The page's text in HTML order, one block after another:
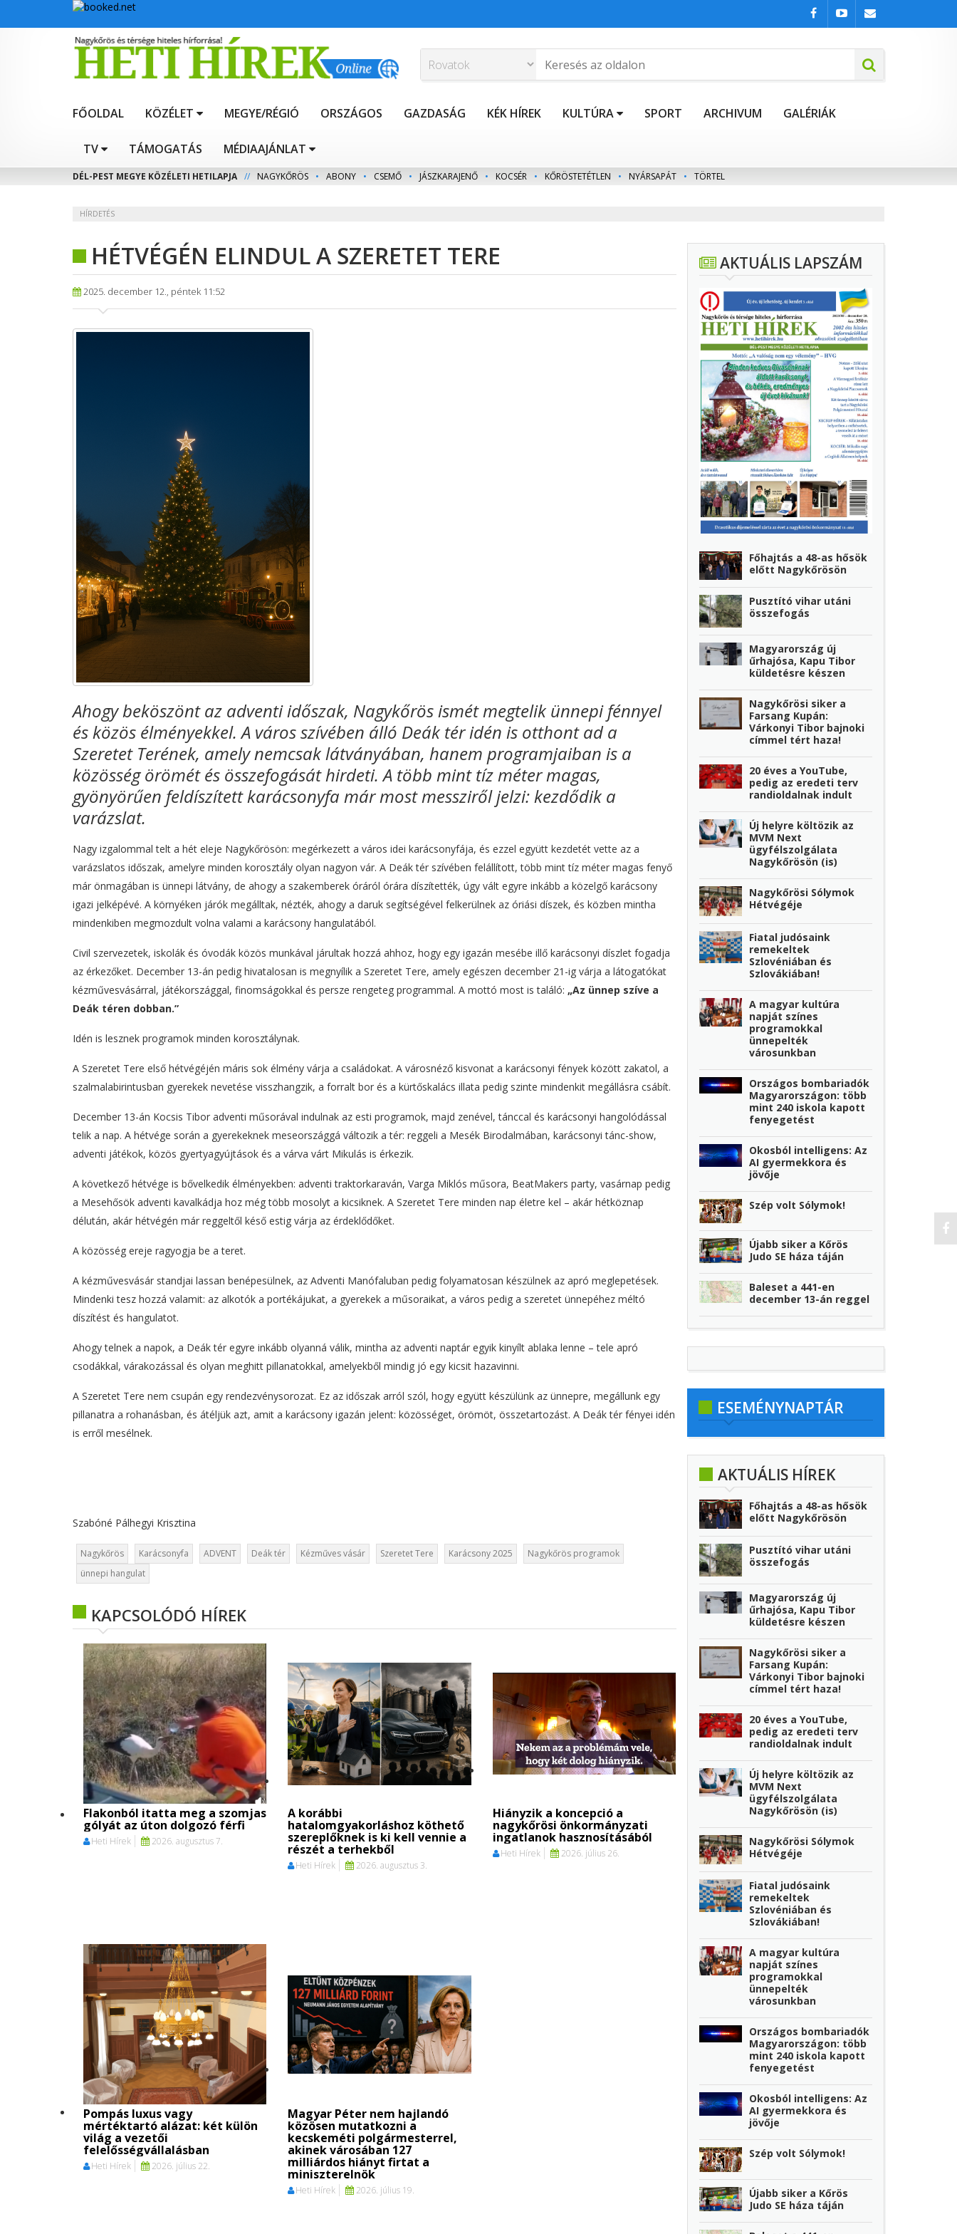
FŐOLDAL KÖZÉLET MEGYE/RÉGIÓ ORSZÁGOS GAZDASÁG KÉK HÍREK KULTÚRA SPORT ARCHIVUM GALÉRIÁK
TV TÁMOGATÁS MÉDIAAJÁNLAT
DÉL-PEST MEGYE KÖZÉLETI HETILAPJA // NAGYKŐRÖS • ABONY • CSEMŐ • JÁSZKARAJENŐ • KOCSÉR • KŐRÖSTETÉTLEN • NYÁRSAPÁT • TÖRTEL
HÍRDETÉS
HÉTVÉGÉN ELINDUL A SZERETET TERE
2025. december 12., péntek 11:52
Ahogy beköszönt az adventi időszak, Nagykőrös ismét megtelik ünnepi fénnyel
és közös élményekkel. A város szívében álló Deák tér idén is otthont ad a
Szeretet Terének, amely nemcsak látványában, hanem programjaiban is a
közösség örömét és összefogását hirdeti. A több mint tíz méter magas,
gyönyörűen feldíszített karácsonyfa már most messziről jelzi: kezdődik a
varázslat.
Nagy izgalommal telt a hét eleje Nagykőrösön: megérkezett a város idei karácsonyfája, és ezzel együtt kezdetét vette az a
varázslatos időszak, amelyre minden korosztály olyan nagyon vár. A Deák tér szívében felállított, több mint tíz méter magas fenyő
már önmagában is ünnepi látvány, de ahogy a szakemberek óráról órára díszítették, úgy vált egyre inkább a közelgő karácsony
igazi jelképévé. A környéken járók megálltak, nézték, ahogy a daruk segítségével felkerülnek az óriási díszek, és közben mintha
mindenkiben megmozdult volna valami a karácsony hangulatából.
Civil szervezetek, iskolák és óvodák közös munkával járultak hozzá ahhoz, hogy egy igazán mesébe illő karácsonyi díszlet fogadja
az érkezőket. December 13-án pedig hivatalosan is megnyílik a Szeretet Tere, amely egészen december 21-ig várja a látogatókat
kézművesvásárral, játékországgal, finomságokkal és persze rengeteg programmal. A mottó most is találó: „Az ünnep szíve a
Deák téren dobban.”
Idén is lesznek programok minden korosztálynak.
A Szeretet Tere első hétvégéjén máris sok élmény várja a családokat. A városnéző kisvonat a karácsonyi fények között zakatol, a
szalmalabirintusban gyerekek nevetése visszhangzik, a forralt bor és a kürtőskalács illata pedig szinte mindenkit megállásra csábít.
December 13-án Kocsis Tibor adventi műsorával indulnak az esti programok, majd zenével, tánccal és karácsonyi hangolódással
telik a nap. A hétvége során a gyerekeknek meseországgá változik a tér: reggeli a Mesék Birodalmában, karácsonyi tánc-show,
adventi játékok, közös gyertyagyújtások és a várva várt Mikulás is érkezik.
A következő hétvége is bővelkedik élményekben: adventi traktorkaraván, Varga Miklós műsora, BeatMakers party, vasárnap pedig
a Mesehősök adventi kavalkádja hoz még több mosolyt a kicsiknek. A Szeretet Tere minden nap életre kel – akár hétköznap
délután, akár hétvégén már reggeltől késő estig várja az érdeklődőket.
A közösség ereje ragyogja be a teret.
A kézművesvásár standjai lassan benépesülnek, az Adventi Manófaluban pedig folyamatosan készülnek az apró meglepetések.
Mindenki tesz hozzá valamit: az alkotók a portékájukat, a gyerekek a műsoraikat, a város pedig a szeretet ünnepéhez méltó
díszítést és hangulatot.
Ahogy telnek a napok, a Deák tér egyre inkább olyanná válik, mintha az adventi naptár egyik kinyílt ablaka lenne – tele apró
csodákkal, várakozással és olyan meghitt pillanatokkal, amelyekből mindig jó egy kicsit hazavinni.
A Szeretet Tere nem csupán egy rendezvénysorozat. Ez az időszak arról szól, hogy együtt készülünk az ünnepre, megállunk egy
pillanatra a rohanásban, és átéljük azt, amit a karácsony igazán jelent: közösséget, örömöt, összetartozást. A Deák tér fényei idén
is erről mesélnek.
Szabóné Pálhegyi Krisztina
Nagykőrös Karácsonyfa ADVENT Deák tér Kézműves vásár Szeretet Tere Karácsony 2025
Nagykőrös programok
ünnepi hangulat
KAPCSOLÓDÓ HÍREK
Flakonból itatta meg a szomjas
gólyát az úton dolgozó férfi
Heti Hírek 2026. augusztus 7.
A korábbi
hatalomgyakorláshoz köthető
szereplőknek is ki kell vennie a
részét a terhekből
Heti Hírek 2026. augusztus 3.
Hiányzik a koncepció a
nagykőrösi önkormányzati
ingatlanok hasznosításából
Heti Hírek 2026. július 26.
Pompás luxus vagy
mértéktartó alázat: két külön
világ a vezetői
felelősségvállalásban
Heti Hírek 2026. július 22.
Magyar Péter nem hajlandó
közösen mutatkozni a
kecskeméti polgármesterrel,
akinek városában 127
milliárdos hiányt firtat a
miniszterelnök
Heti Hírek 2026. július 19.
AKTUÁLIS LAPSZÁM
Főhajtás a 48-as hősök
előtt Nagykőrösön
Pusztító vihar utáni
összefogás
Magyarország új
űrhajósa, Kapu Tibor
küldetésre készen
Nagykőrösi siker a
Farsang Kupán:
Várkonyi Tibor bajnoki
címmel tért haza!
20 éves a YouTube,
pedig az eredeti terv
randioldalnak indult
Új helyre költözik az
MVM Next
ügyfélszolgálata
Nagykőrösön (is)
Nagykőrösi Sólymok
Hétvégéje
Fiatal judósaink
remekeltek
Szlovéniában és
Szlovákiában!
A magyar kultúra
napját színes
programokkal
ünnepelték
városunkban
Országos bombariadók
Magyarországon: több
mint 240 iskola kapott
fenyegetést
Okosból intelligens: Az
AI gyermekkora és
jövője
Szép volt Sólymok!
Újabb siker a Kőrös
Judo SE háza táján
Baleset a 441-en
december 13-án reggel
ESEMÉNYNAPTÁR
AKTUÁLIS HÍREK
Főhajtás a 48-as hősök
előtt Nagykőrösön
Pusztító vihar utáni
összefogás
Magyarország új
űrhajósa, Kapu Tibor
küldetésre készen
Nagykőrösi siker a
Farsang Kupán:
Várkonyi Tibor bajnoki
címmel tért haza!
20 éves a YouTube,
pedig az eredeti terv
randioldalnak indult
Új helyre költözik az
MVM Next
ügyfélszolgálata
Nagykőrösön (is)
Nagykőrösi Sólymok
Hétvégéje
Fiatal judósaink
remekeltek
Szlovéniában és
Szlovákiában!
A magyar kultúra
napját színes
programokkal
ünnepelték
városunkban
Országos bombariadók
Magyarországon: több
mint 240 iskola kapott
fenyegetést
Okosból intelligens: Az
AI gyermekkora és
jövője
Szép volt Sólymok!
Újabb siker a Kőrös
Judo SE háza táján